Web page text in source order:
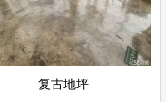
复古地坪